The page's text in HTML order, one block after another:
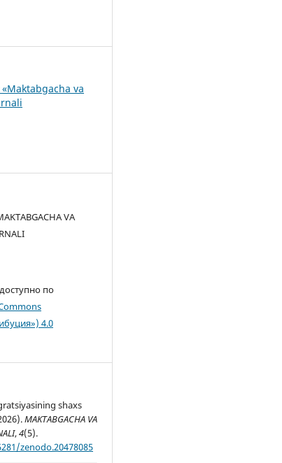
va
VA
по
4.0
shaxs
MAKTABGACHA VA
,4(5).
zenodo.20478085